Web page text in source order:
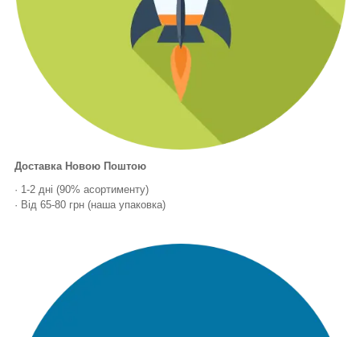
Доставка Новою Поштою
· 1-2 дні (90% асортименту)
· Від 65-80 грн (наша упаковка)